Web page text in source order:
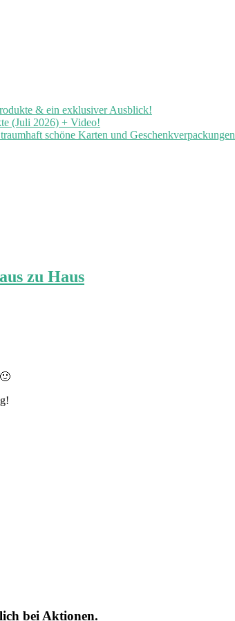
& ein exklusiver Ausblick!
(Juli 2026) + Video!
schöne Karten und Geschenkverpackungen
zu Haus
bei Aktionen.